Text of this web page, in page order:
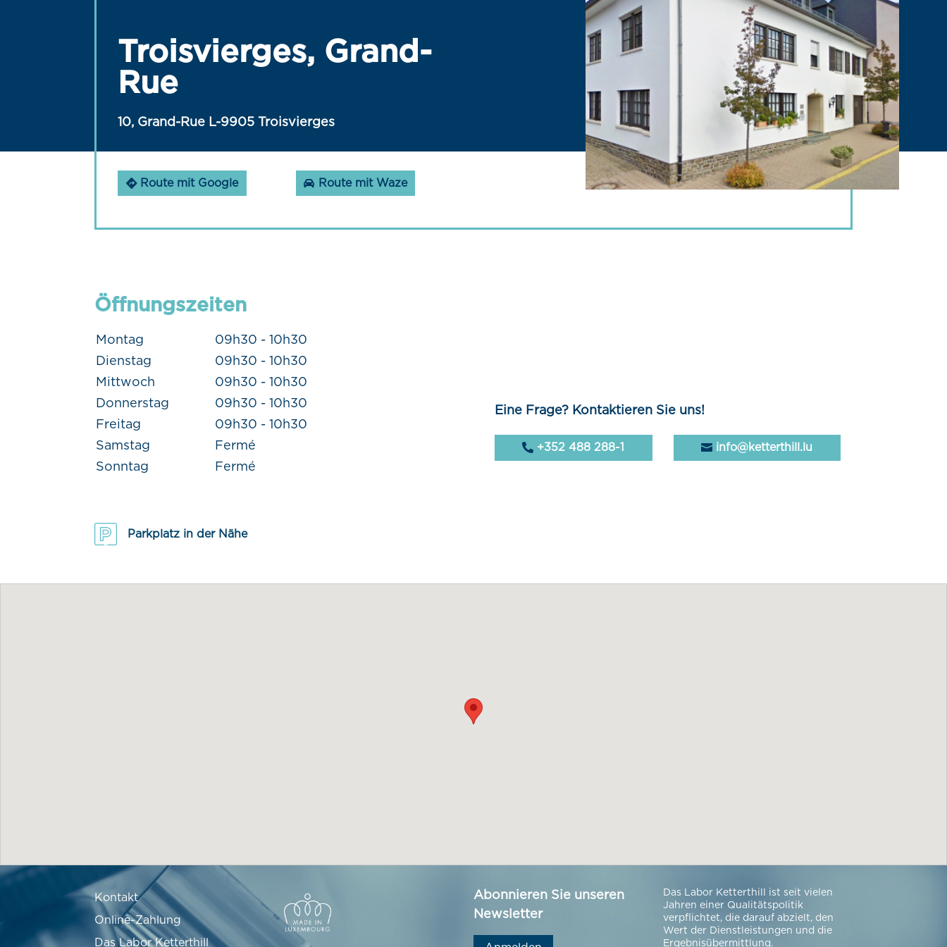
Troisvierges, Grand-
Rue
10, Grand-Rue L-9905 Troisvierges
Route mit Google Route mit Waze
Öffnungszeiten
Montag
09h30 - 10h30
Dienstag
09h30 - 10h30
Mittwoch
09h30 - 10h30
Donnerstag
09h30 - 10h30
Freitag
09h30 - 10h30
Samstag
Fermé
Sonntag
Fermé
Parkplatz in der Nähe
Eine Frage? Kontaktieren Sie uns!
+352 488 288-1 info@ketterthill.lu
Kontakt
Online-Zahlung
Das Labor Ketterthill
Abonnieren Sie unseren
Newsletter
Das Labor Ketterthill ist seit vielen
Jahren einer Qualitätspolitik
verpflichtet, die darauf abzielt, den
Wert der Dienstleistungen und die
Ergebnisübermittlung.